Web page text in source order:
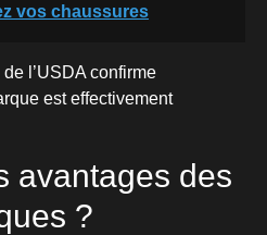
vos chaussures
l’USDA confirme
est effectivement
avantages des
?